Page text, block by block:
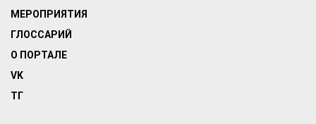
МЕРОПРИЯТИЯ
ГЛОССАРИЙ
О ПОРТАЛЕ
VK
ТГ